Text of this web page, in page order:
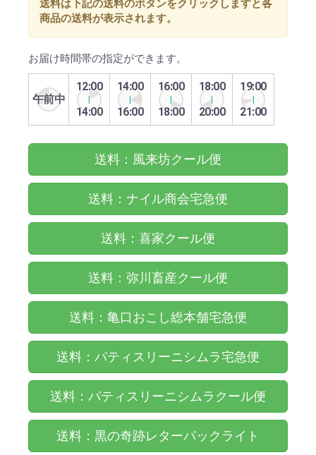
送料は下記の送料のボタンをクリックしますと各
商品の送料が表示されます。
お届け時間帯の指定ができます。
午前中
12:00
14:00
14:00
16:00
16:00
18:00
18:00
20:00
19:00
21:00
送料：風来坊クール便
送料：ナイル商会宅急便
送料：喜家クール便
送料：弥川畜産クール便
送料：亀口おこし総本舗宅急便
送料：パティスリーニシムラ宅急便
送料：パティスリーニシムラクール便
送料：黒の奇跡レターパックライト